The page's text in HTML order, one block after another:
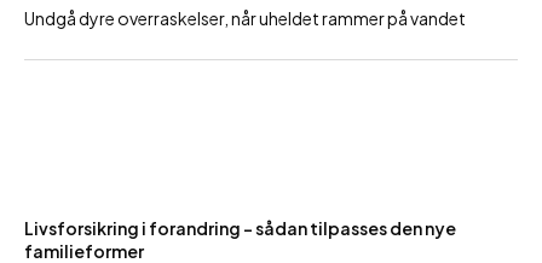
Undgå dyre overraskelser, når uheldet rammer på vandet
Livsforsikring i forandring – sådan tilpasses den nye
familieformer